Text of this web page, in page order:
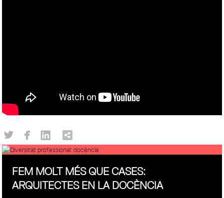
FEM MOLT MÉS QUE CASES:
ARQUITECTES EN LA DOCÈNCIA